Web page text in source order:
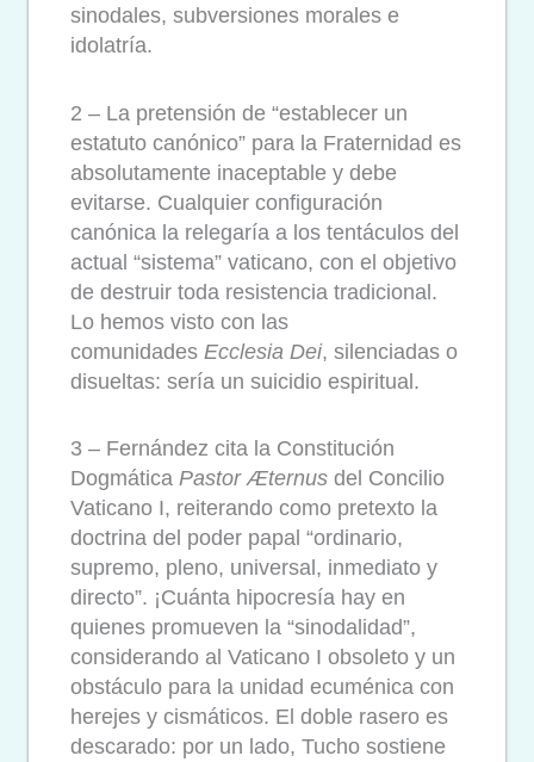
sinodales, subversiones morales e
idolatría.
2 – La pretensión de “establecer un
estatuto canónico” para la Fraternidad es
absolutamente inaceptable y debe
evitarse. Cualquier configuración
canónica la relegaría a los tentáculos del
actual “sistema” vaticano, con el objetivo
de destruir toda resistencia tradicional.
Lo hemos visto con las
comunidades Ecclesia Dei, silenciadas o
disueltas: sería un suicidio espiritual.
3 – Fernández cita la Constitución
Dogmática Pastor Æternus del Concilio
Vaticano I, reiterando como pretexto la
doctrina del poder papal “ordinario,
supremo, pleno, universal, inmediato y
directo”. ¡Cuánta hipocresía hay en
quienes promueven la “sinodalidad”,
considerando al Vaticano I obsoleto y un
obstáculo para la unidad ecuménica con
herejes y cismáticos. El doble rasero es
descarado: por un lado, Tucho sostiene